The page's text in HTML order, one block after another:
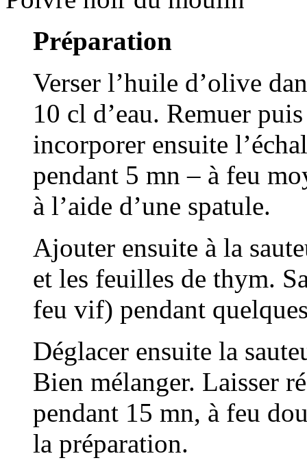
Préparation
Verser l’huile d’olive
10 cl d’eau. Remuer
incorporer ensuite
pendant 5 mn – à feu
à l’aide d’une spatule.
Ajouter ensuite à la
et les feuilles de thym.
feu vif) pendant
Déglacer ensuite la
Bien mélanger. Laisser
pendant 15 mn, à feu
la préparation.